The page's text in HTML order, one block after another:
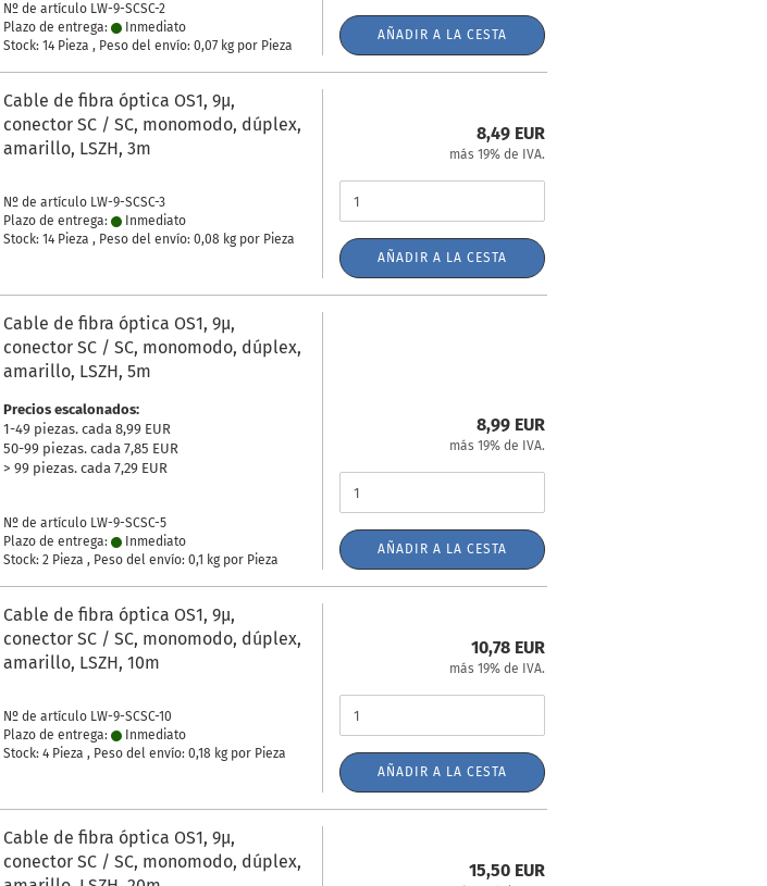
Nº de artículo LW-9-SCSC-2
Plazo de entrega:
Inmediato
Stock: 14 Pieza , Peso del envío:0,07 kg por Pieza
AÑADIR A LA CESTA
Cable de fibra óptica OS1, 9µ,
conector SC / SC, monomodo, dúplex,
amarillo, LSZH, 3m
Nº de artículo LW-9-SCSC-3
Plazo de entrega:
Inmediato
Stock: 14 Pieza , Peso del envío:0,08 kg por Pieza
8,49 EUR
más 19% de IVA.
AÑADIR A LA CESTA
Cable de fibra óptica OS1, 9µ,
conector SC / SC, monomodo, dúplex,
amarillo, LSZH, 5m
Precios escalonados:
1-49 piezas. cada 8,99 EUR
50-99 piezas. cada 7,85 EUR
> 99 piezas. cada 7,29 EUR
Nº de artículo LW-9-SCSC-5
Plazo de entrega:
Inmediato
Stock: 2 Pieza , Peso del envío:0,1 kg por Pieza
8,99 EUR
más 19% de IVA.
AÑADIR A LA CESTA
Cable de fibra óptica OS1, 9µ,
conector SC / SC, monomodo, dúplex,
amarillo, LSZH, 10m
Nº de artículo LW-9-SCSC-10
Plazo de entrega:
Inmediato
Stock: 4 Pieza , Peso del envío:0,18 kg por Pieza
10,78 EUR
más 19% de IVA.
AÑADIR A LA CESTA
Cable de fibra óptica OS1, 9µ,
conector SC / SC, monomodo, dúplex,
15,50 EUR